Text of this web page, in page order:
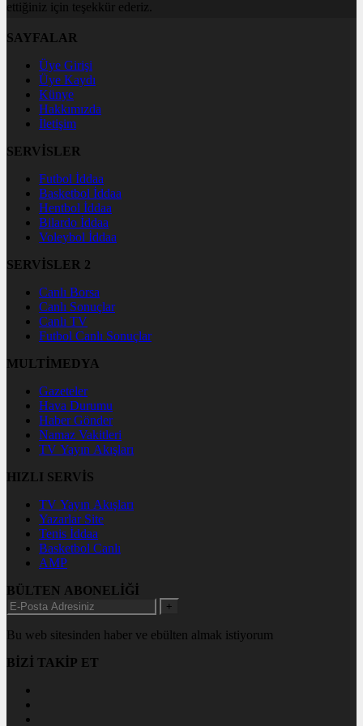
ettiğiniz için teşekkür ederiz.
SAYFALAR
Üye Girişi
Üye Kaydı
Künye
Hakkımızda
İletişim
SERVİSLER
Futbol İddaa
Basketbol İddaa
Hentbol İddaa
Bilardo İddaa
Voleybol İddaa
SERVİSLER 2
Canlı Borsa
Canlı Sonuçlar
Canlı TV
Futbol Canlı Sonuçlar
MULTİMEDYA
Gazeteler
Hava Durumu
Haber Gönder
Namaz Vakitleri
TV Yayın Akışları
HIZLI SERVİS
TV Yayın Akışları
Yazarlar Site
Tenis İddaa
Basketbol Canlı
AMP
BÜLTEN ABONELİĞİ
+
Bu web sitesinden haber ve ebülten almak istiyorum
BİZİ TAKİP ET